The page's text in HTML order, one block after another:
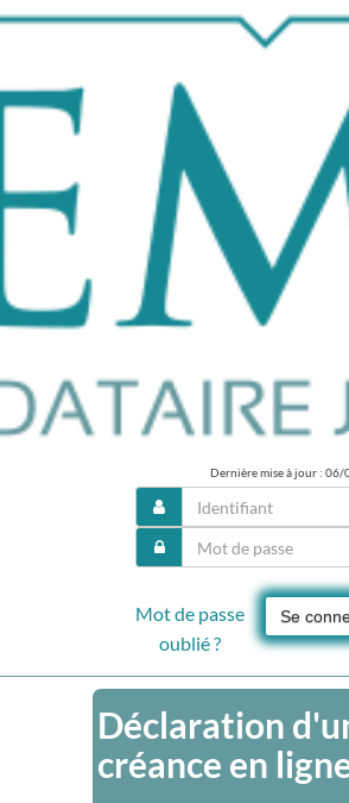
Dernière mise à jour :
Se
Mot de passe
oublié ?
Déclaration
créance en